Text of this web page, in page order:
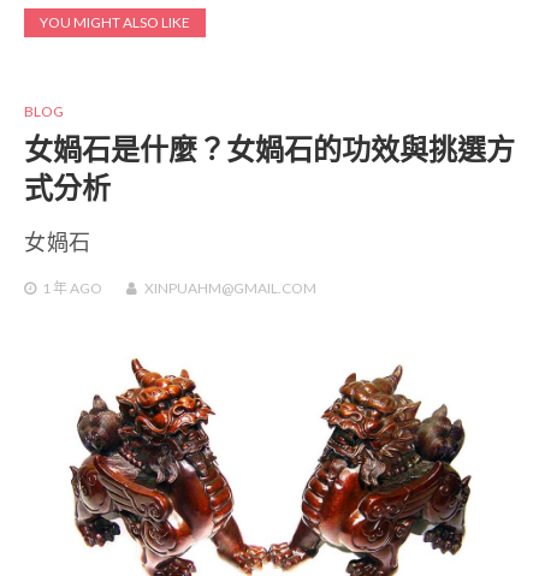
YOU MIGHT ALSO LIKE
BLOG
女媧石是什麼？女媧石的功效與挑選方
式分析
女媧石
1 年 AGO XINPUAHM@GMAIL.COM